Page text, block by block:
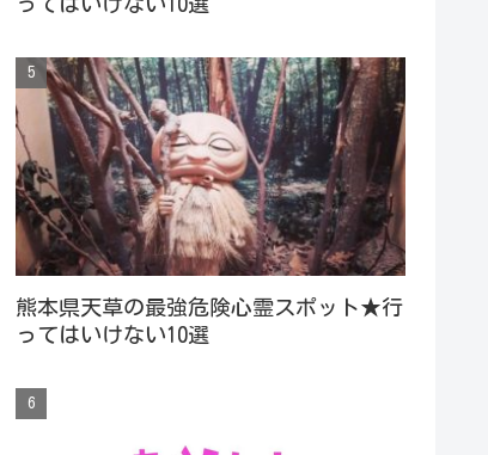
熊本県天草の最強危険心霊スポット★行
ってはいけない10選